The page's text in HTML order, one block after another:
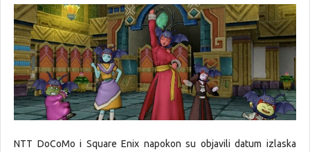
NTT DoCoMo i Square Enix napokon su objavili datum izlaska